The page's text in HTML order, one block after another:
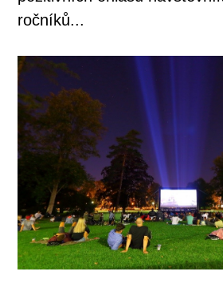
ročníků...